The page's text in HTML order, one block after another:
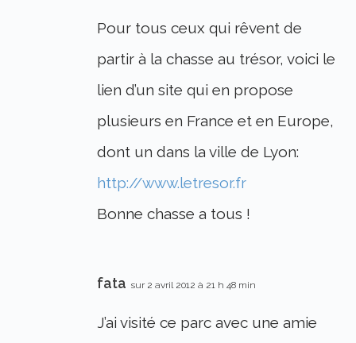
Pour tous ceux qui rêvent de
partir à la chasse au trésor, voici le
lien d’un site qui en propose
plusieurs en France et en Europe,
dont un dans la ville de Lyon:
http://www.letresor.fr
Bonne chasse a tous !
fata sur 2 avril 2012 à 21 h 48 min
J’ai visité ce parc avec une amie